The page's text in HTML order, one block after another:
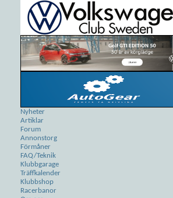
Nyheter
Artiklar
Forum
Annonstorg
Förmåner
FAQ/Teknik
Klubbgarage
Träffkalender
Klubbshop
Racerbanor